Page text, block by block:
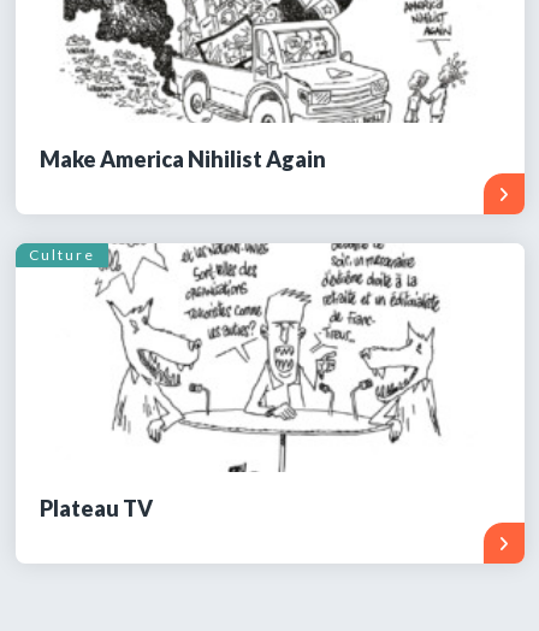
Make America Nihilist Again
Culture
Plateau TV